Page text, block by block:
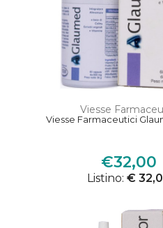
Viesse
Viesse Farmaceutici
€32,00
Listino: €